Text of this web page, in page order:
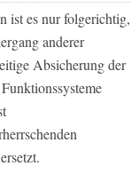
ist es nur folgerichtig,
anderer
Absicherung der